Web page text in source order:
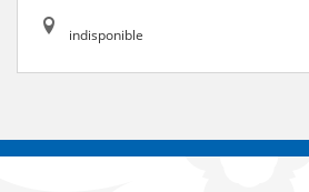
indisponible